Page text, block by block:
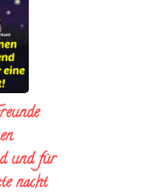
und für
nacht